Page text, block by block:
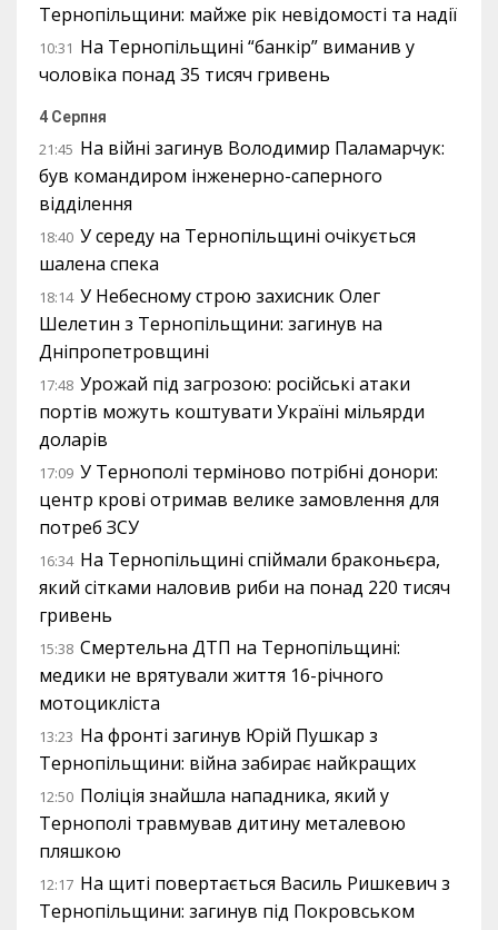
Тернопільщини: майже рік невідомості та надії
10:31 На Тернопільщині “банкір” виманив у
чоловіка понад 35 тисяч гривень
4 Серпня
21:45 На війні загинув Володимир Паламарчук:
був командиром інженерно-саперного
відділення
18:40 У середу на Тернопільщині очікується
шалена спека
18:14 У Небесному строю захисник Олег
Шелетин з Тернопільщини: загинув на
Дніпропетровщині
17:48 Урожай під загрозою: російські атаки
портів можуть коштувати Україні мільярди
доларів
17:09 У Тернополі терміново потрібні донори:
центр крові отримав велике замовлення для
потреб ЗСУ
16:34 На Тернопільщині спіймали браконьєра,
який сітками наловив риби на понад 220 тисяч
гривень
15:38 Смертельна ДТП на Тернопільщині:
медики не врятували життя 16-річного
мотоцикліста
13:23 На фронті загинув Юрій Пушкар з
Тернопільщини: війна забирає найкращих
12:50 Поліція знайшла нападника, який у
Тернополі травмував дитину металевою
пляшкою
12:17 На щиті повертається Василь Ришкевич з
Тернопільщини: загинув під Покровськом